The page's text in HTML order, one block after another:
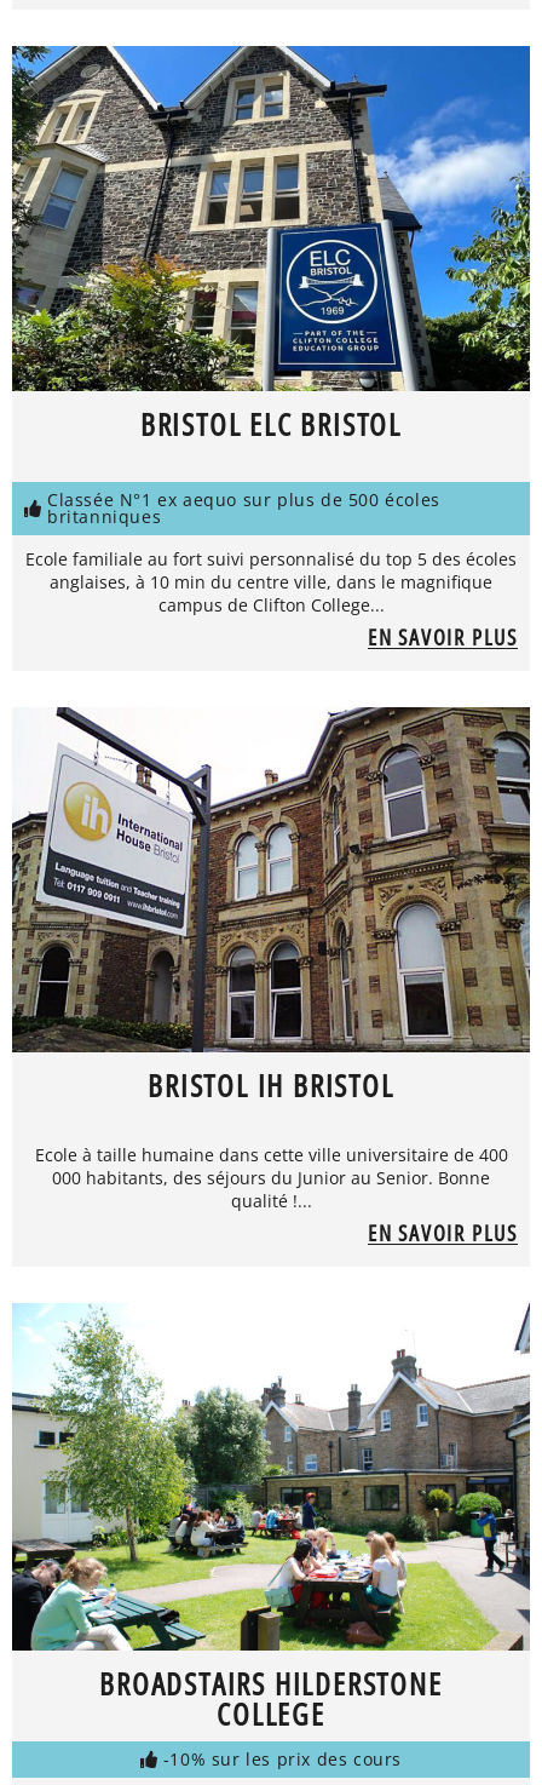
BRISTOL ELC BRISTOL
Classée N°1 ex aequo sur plus de 500 écoles
britanniques
Ecole familiale au fort suivi personnalisé du top 5 des écoles
anglaises, à 10 min du centre ville, dans le magnifique
campus de Clifton College...
EN SAVOIR PLUS
BRISTOL IH BRISTOL
Ecole à taille humaine dans cette ville universitaire de 400
000 habitants, des séjours du Junior au Senior. Bonne
qualité !...
EN SAVOIR PLUS
BROADSTAIRS HILDERSTONE
COLLEGE
-10% sur les prix des cours